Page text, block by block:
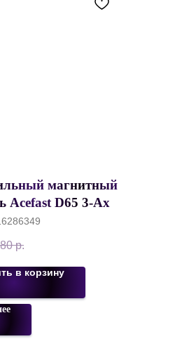
магнитный
Acefast D65 3-Axis
беспроводной
Черный
р.
в корзину